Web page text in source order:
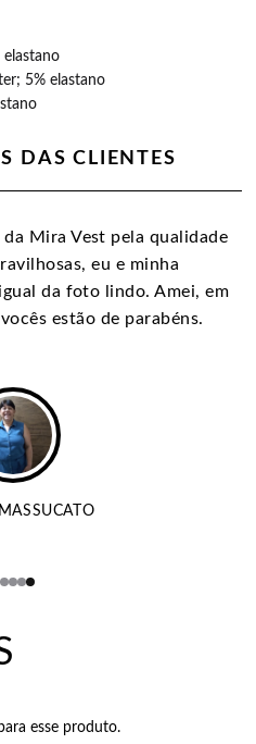
elastano
5% elastano
DAS CLIENTES
Mira Vest pela qualidade
eu e minha
da foto lindo. Amei, em
estão de parabéns.
esse produto.